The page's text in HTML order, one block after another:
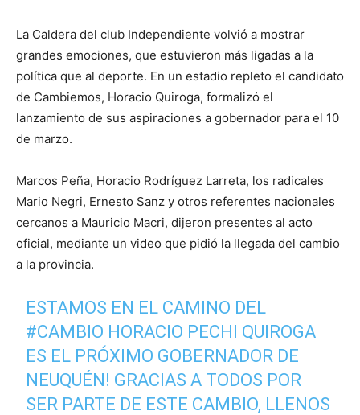
La Caldera del club Independiente volvió a mostrar
grandes emociones, que estuvieron más ligadas a la
política que al deporte. En un estadio repleto el candidato
de Cambiemos, Horacio Quiroga, formalizó el
lanzamiento de sus aspiraciones a gobernador para el 10
de marzo.
Marcos Peña, Horacio Rodríguez Larreta, los radicales
Mario Negri, Ernesto Sanz y otros referentes nacionales
cercanos a Mauricio Macri, dijeron presentes al acto
oficial, mediante un video que pidió la llegada del cambio
a la provincia.
ESTAMOS EN EL CAMINO DEL
#CAMBIO HORACIO PECHI QUIROGA
ES EL PRÓXIMO GOBERNADOR DE
NEUQUÉN! GRACIAS A TODOS POR
SER PARTE DE ESTE CAMBIO, LLENOS